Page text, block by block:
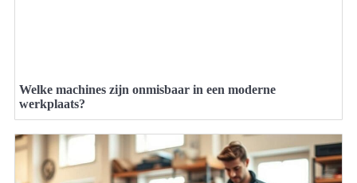
Welke machines zijn onmisbaar in een moderne
werkplaats?